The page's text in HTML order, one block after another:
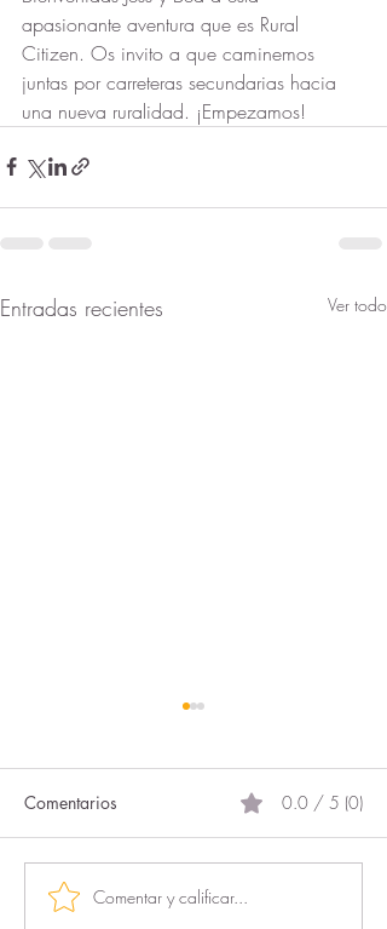
apasionante aventura que es Rural
Citizen. Os invito a que caminemos
juntas por carreteras secundarias hacia
una nueva ruralidad. ¡Empezamos!
Entradas recientes Ver todo
DigitalizaciONG: el
Comentarios 0.0 / 5 (0)
Comentar y calificar...